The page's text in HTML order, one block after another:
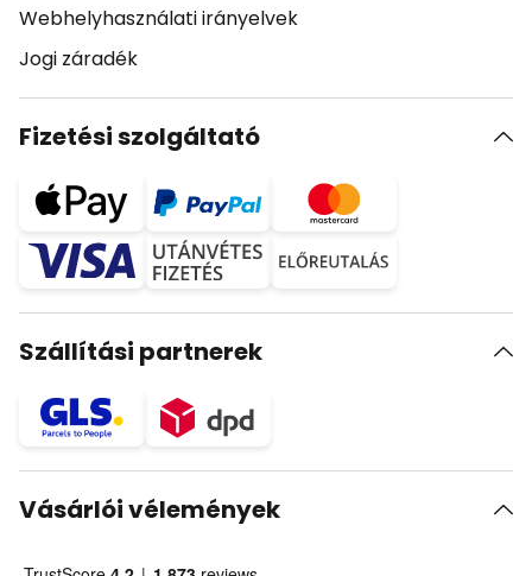
Webhelyhasználati irányelvek
Jogi záradék
Fizetési szolgáltató
Szállítási partnerek
Vásárlói vélemények